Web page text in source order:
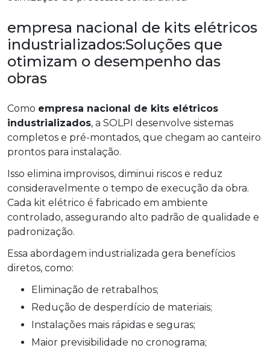
empresa nacional de kits elétricos
industrializados:Soluções que
otimizam o desempenho das
obras
Como empresa nacional de kits elétricos
industrializados, a SOLPI desenvolve sistemas
completos e pré-montados, que chegam ao canteiro
prontos para instalação.
Isso elimina improvisos, diminui riscos e reduz
consideravelmente o tempo de execução da obra.
Cada kit elétrico é fabricado em ambiente
controlado, assegurando alto padrão de qualidade e
padronização.
Essa abordagem industrializada gera benefícios
diretos, como:
Eliminação de retrabalhos;
Redução de desperdício de materiais;
Instalações mais rápidas e seguras;
Maior previsibilidade no cronograma;